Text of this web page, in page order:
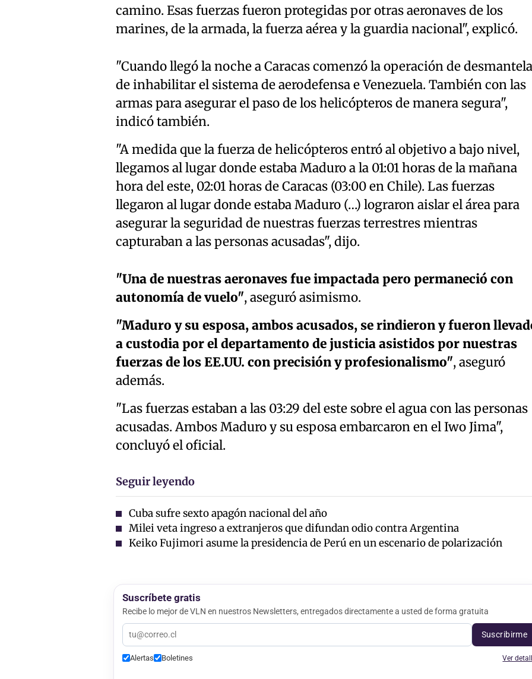
camino. Esas fuerzas fueron protegidas por otras aeronaves de los
marines, de la armada, la fuerza aérea y la guardia nacional", explicó.
"Cuando llegó la noche a Caracas comenzó la operación de
de inhabilitar el sistema de aerodefensa e Venezuela. También con las
armas para asegurar el paso de los helicópteros de manera segura",
indicó también.
"A medida que la fuerza de helicópteros entró al objetivo a bajo nivel,
llegamos al lugar donde estaba Maduro a la 01:01 horas de la mañana
hora del este, 02:01 horas de Caracas (03:00 en Chile). Las fuerzas
llegaron al lugar donde estaba Maduro (…) lograron aislar el área para
asegurar la seguridad de nuestras fuerzas terrestres mientras
capturaban a las personas acusadas", dijo.
"Una de nuestras aeronaves fue impactada pero permaneció con
autonomía de vuelo", aseguró asimismo.
"Maduro y su esposa, ambos acusados, se rindieron y fueron
a custodia por el departamento de justicia asistidos por nuestras
fuerzas de los EE.UU. con precisión y profesionalismo", aseguró
además.
"Las fuerzas estaban a las 03:29 del este sobre el agua con las personas
acusadas. Ambos Maduro y su esposa embarcaron en el Iwo Jima",
concluyó el oficial.
Seguir leyendo
Cuba sufre sexto apagón nacional del año
Milei veta ingreso a extranjeros que difundan odio contra Argentina
Keiko Fujimori asume la presidencia de Perú en un escenario de polarización
Suscríbete gratis
Recibe lo mejor de VLN en nuestros Newsletters, entregados directamente a usted de forma gratuita
Suscribirme
Alertas Boletines Ver